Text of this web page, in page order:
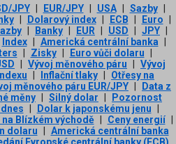
JPY EUR/JPY USA Sazby
Dolarový index ECB Euro
Banky EUR USD JPY
Index Americká centrální banka
Zisky Euro vůči dolaru
Vývoj měnového páru
Vývoj
Inflační tlaky
Otřesy na
měnového páru EUR/JPY
Data z
měny Silný dolar
Pozornost
Dolar k japonskému jenu
Blízkém východě Ceny energií
dolaru
Americká centrální banka